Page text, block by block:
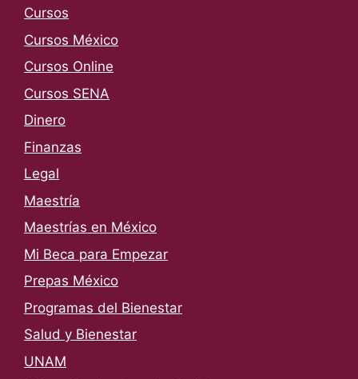
Cursos
Cursos México
Cursos Online
Cursos SENA
Dinero
Finanzas
Legal
Maestría
Maestrías en México
Mi Beca para Empezar
Prepas México
Programas del Bienestar
Salud y Bienestar
UNAM